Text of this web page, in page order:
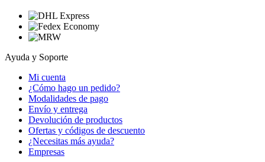
Ayuda y Soporte
Mi cuenta
¿Cómo hago un pedido?
Modalidades de pago
Envío y entrega
Devolución de productos
Ofertas y códigos de descuento
¿Necesitas más ayuda?
Empresas